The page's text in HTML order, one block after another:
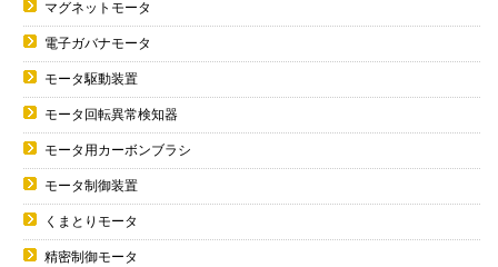
マグネットモータ
電子ガバナモータ
モータ駆動装置
モータ回転異常検知器
モータ用カーボンブラシ
モータ制御装置
くまとりモータ
精密制御モータ